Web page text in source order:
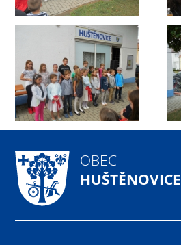
OBEC
HUŠTĚNOVICE